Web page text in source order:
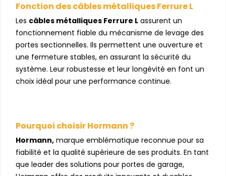
Fonction des câbles métalliques Ferrure L
Les câbles métalliques Ferrure L assurent un
fonctionnement fiable du mécanisme de levage des
portes sectionnelles. Ils permettent une ouverture et
une fermeture stables, en assurant la sécurité du
système. Leur robustesse et leur longévité en font un
choix idéal pour une performance continue.
Pourquoi choisir Hormann ?
Hormann, marque emblématique reconnue pour sa
fiabilité et la qualité supérieure de ses produits. En tant
que leader des solutions pour portes de garage,